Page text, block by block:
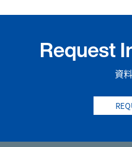
Request
資